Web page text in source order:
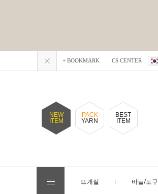
+ BOOKMARK CS CENTER
NEW
ITEM
PACK
YARN
BEST
ITEM
뜨개실 바늘/도구